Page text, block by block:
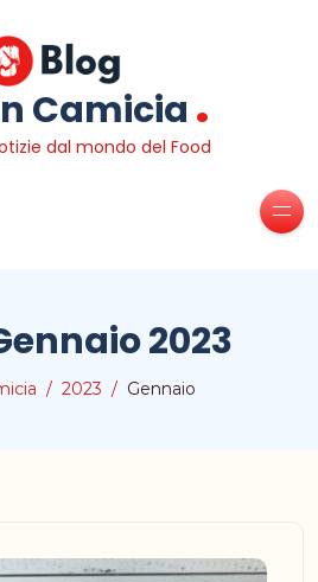
Camicia .
dal mondo del Food
2023
2023 Gennaio